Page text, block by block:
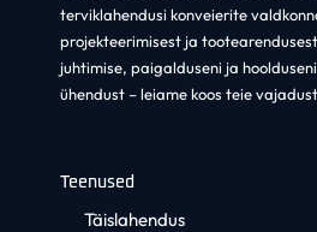
terviklahendusi konveierite
projekteerimisest ja
juhtimise, paigalduseni ja hoolduseni
ühendust – leiame koos teie
Teenused
Täislahendus